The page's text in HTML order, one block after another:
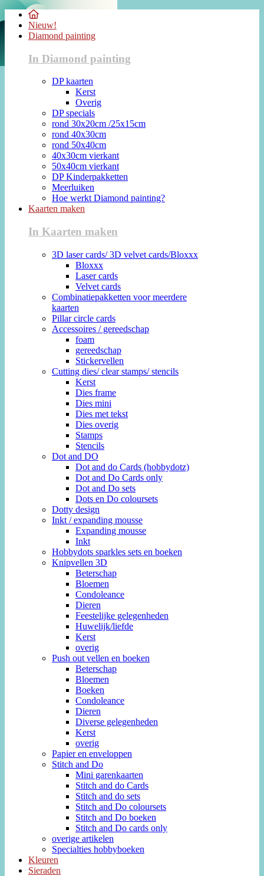
Nieuw!
Diamond painting
In Diamond painting
DP kaarten
Kerst
Overig
DP specials
rond 30x20cm /25x15cm
rond 40x30cm
rond 50x40cm
40x30cm vierkant
50x40cm vierkant
DP Kinderpakketten
Meerluiken
Hoe werkt Diamond painting?
Kaarten maken
In Kaarten maken
3D laser cards/ 3D velvet cards/Bloxxx
Bloxxx
Laser cards
Velvet cards
Combinatiepakketten voor meerdere
kaarten
Pillar circle cards
Accessoires / gereedschap
foam
gereedschap
Stickervellen
Cutting dies/ clear stamps/ stencils
Kerst
Dies frame
Dies mini
Dies met tekst
Dies overig
Stamps
Stencils
Dot and DO
Dot and do Cards (hobbydotz)
Dot and Do Cards only
Dot and Do sets
Dots en Do coloursets
Dotty design
Inkt / expanding mousse
Expanding mousse
Inkt
Hobbydots sparkles sets en boeken
Knipvellen 3D
Beterschap
Bloemen
Condoleance
Dieren
Feestelijke gelegenheden
Huwelijk/liefde
Kerst
overig
Push out vellen en boeken
Beterschap
Bloemen
Boeken
Condoleance
Dieren
Diverse gelegenheden
Kerst
overig
Papier en enveloppen
Stitch and Do
Mini garenkaarten
Stitch and do Cards
Stitch and do sets
Stitch and Do coloursets
Stitch and Do boeken
Stitch and Do cards only
overige artikelen
Specialties hobbyboeken
Kleuren
Sieraden